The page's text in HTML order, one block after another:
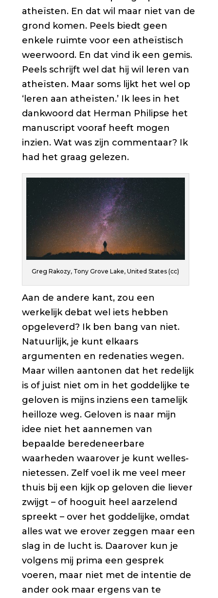
atheïsten. En dat wil maar niet van de
grond komen. Peels biedt geen
enkele ruimte voor een atheïstisch
weerwoord. En dat vind ik een gemis.
Peels schrijft wel dat hij wil leren van
atheïsten. Maar soms lijkt het wel op
‘leren aan atheïsten.’ Ik lees in het
dankwoord dat Herman Philipse het
manuscript vooraf heeft mogen
inzien. Wat was zijn commentaar? Ik
had het graag gelezen.
Greg Rakozy, Tony Grove Lake, United States (cc)
Aan de andere kant, zou een
werkelijk debat wel iets hebben
opgeleverd? Ik ben bang van niet.
Natuurlijk, je kunt elkaars
argumenten en redenaties wegen.
Maar willen aantonen dat het redelijk
is of juist niet om in het goddelijke te
geloven is mijns inziens een tamelijk
heilloze weg. Geloven is naar mijn
idee niet het aannemen van
bepaalde beredeneerbare
waarheden waarover je kunt welles-
nietessen. Zelf voel ik me veel meer
thuis bij een kijk op geloven die liever
zwijgt – of hooguit heel aarzelend
spreekt – over het goddelijke, omdat
alles wat we erover zeggen maar een
slag in de lucht is. Daarover kun je
volgens mij prima een gesprek
voeren, maar niet met de intentie de
ander ook maar ergens van te